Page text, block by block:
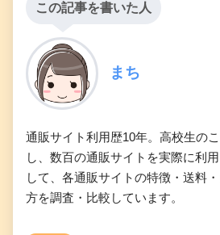
この記事を書いた人
まち
通販サイト利用歴10年。高校生の
し、数百の通販サイトを実際に利
して、各通販サイトの特徴・送料
方を調査・比較しています。